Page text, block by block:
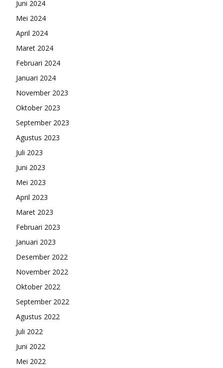
Juni 2024
Mei 2024
April 2024
Maret 2024
Februari 2024
Januari 2024
November 2023
Oktober 2023
September 2023
Agustus 2023
Juli 2023
Juni 2023
Mei 2023
April 2023
Maret 2023
Februari 2023
Januari 2023
Desember 2022
November 2022
Oktober 2022
September 2022
Agustus 2022
Juli 2022
Juni 2022
Mei 2022